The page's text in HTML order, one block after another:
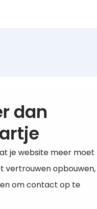
dan
je website meer moet
vertrouwen opbouwen,
om contact op te